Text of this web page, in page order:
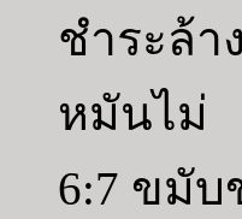
ชำระล้
หมันไม่
6:7 ขมับ